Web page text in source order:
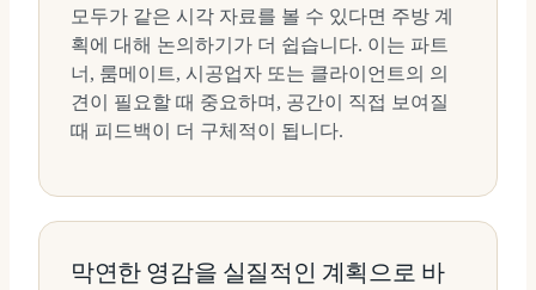
모두가 같은 시각 자료를 볼 수 있다면 주방 계
획에 대해 논의하기가 더 쉽습니다. 이는 파트
너, 룸메이트, 시공업자 또는 클라이언트의 의
견이 필요할 때 중요하며, 공간이 직접 보여질
때 피드백이 더 구체적이 됩니다.
막연한 영감을 실질적인 계획으로 바